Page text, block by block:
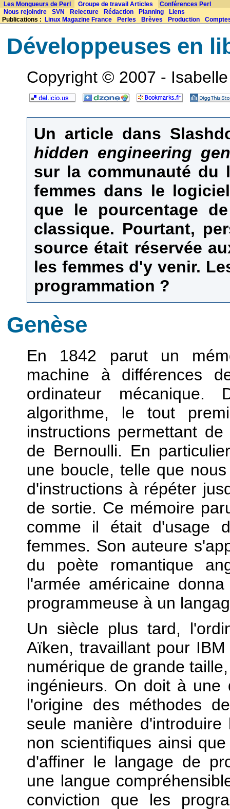
Les Mongueurs de Perl Groupe de travail Articles
Conférences Perl
Nous rejoindre
SVN Relecture Rédaction Planning
Liens
Publications : Linux Magazine France Perles Brèves Production
Développeuses en
Copyright © 2007 -
Un article dans
hidden engineering
sur la communauté du
femmes dans le
que le pourcentage
classique. Pourtant,
source était réservée
les femmes d'y venir.
programmation ?
Genèse
En 1842 parut un
machine à différences
ordinateur
algorithme, le tout
instructions permettant
de Bernoulli. En
une boucle, telle que
d'instructions à répéter
de sortie. Ce mémoire
comme il était d'usage
femmes. Son auteure
du poète romantique
l'armée américaine
programmeuse à un
Un siècle plus tard,
Aïken, travaillant pour
numérique de grande
ingénieurs. On doit à une
l'origine des méthodes
seule manière
non scientifiques ainsi
d'affiner le langage de
une langue
conviction que les